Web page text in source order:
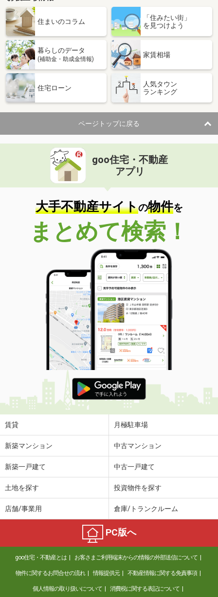
住まいのコラム
「住みたい街」
を見つけよう
暮らしのデータ
(補助金・助成金情報)
家賃相場
住宅ローン
人気タウン
ランキング
ページトップに戻る
goo住宅・不動産
アプリ
大手不動産サイトの物件を
まとめて検索！
賃貸 月極駐車場
新築マンション 中古マンション
新築一戸建て 中古一戸建て
土地を探す 投資物件を探す
店舗/事業用 倉庫/トランクルーム
PC版へ
goo住宅・不動産とは お客さまご利用端末からの情報の外部送信について
物件に関するお問合せの流れ 情報提供元 不動産情報に関する免責事項
個人情報の取り扱いについて 消費税に関する表記について